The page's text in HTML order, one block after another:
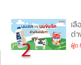
2
เ
ต่า
ฟู้ด